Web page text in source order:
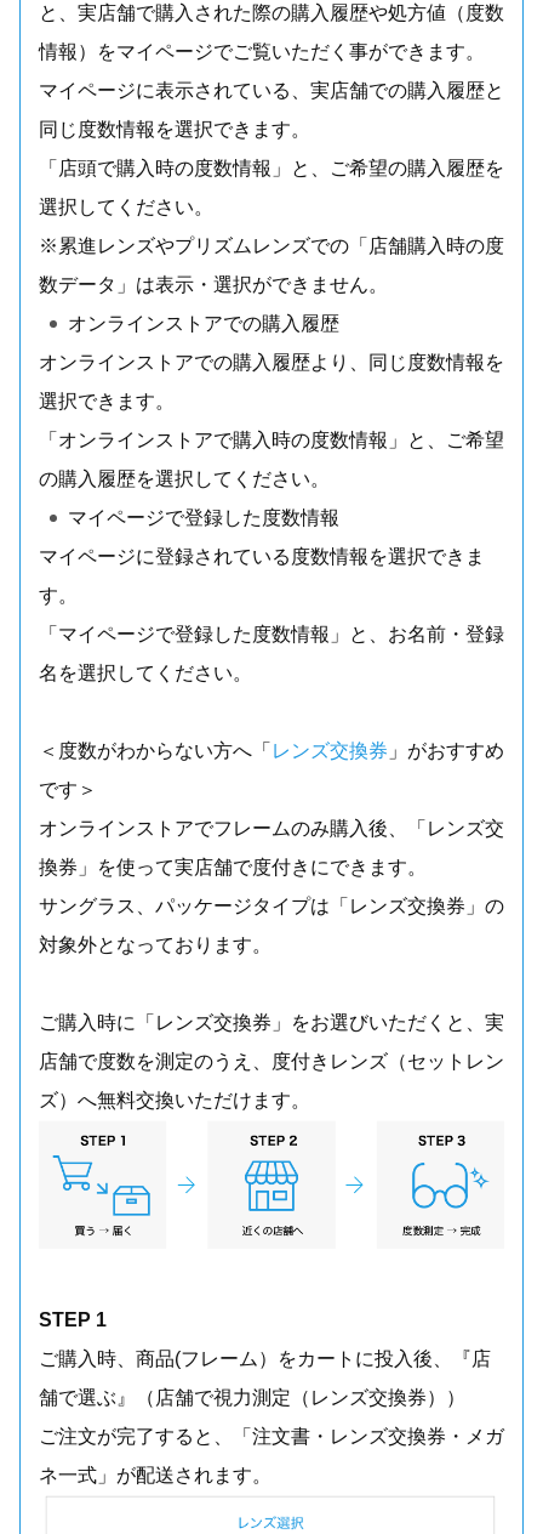
と、実店舗で購入された際の購入履歴や処方値（度数
情報）をマイページでご覧いただく事ができます。
マイページに表示されている、実店舗での購入履歴と
同じ度数情報を選択できます。
「店頭で購入時の度数情報」と、ご希望の購入履歴を
選択してください。
※累進レンズやプリズムレンズでの「店舗購入時の度
数データ」は表示・選択ができません。
オンラインストアでの購入履歴
オンラインストアでの購入履歴より、同じ度数情報を
選択できます。
「オンラインストアで購入時の度数情報」と、ご希望
の購入履歴を選択してください。
マイページで登録した度数情報
マイページに登録されている度数情報を選択できま
す。
「マイページで登録した度数情報」と、お名前・登録
名を選択してください。
＜度数がわからない方へ「 レンズ交換券 」がおすすめ
です＞
オンラインストアでフレームのみ購入後、「レンズ交
換券」を使って実店舗で度付きにできます。
サングラス、パッケージタイプは「レンズ交換券」の
対象外となっております。
ご購入時に「レンズ交換券」をお選びいただくと、実
店舗で度数を測定のうえ、度付きレンズ（セットレン
ズ）へ無料交換いただけます。
STEP 1
ご購入時、商品(フレーム）をカートに投入後、『店
舗で選ぶ』（店舗で視力測定（レンズ交換券））
ご注文が完了すると、「注文書・レンズ交換券・メガ
ネ一式」が配送されます。